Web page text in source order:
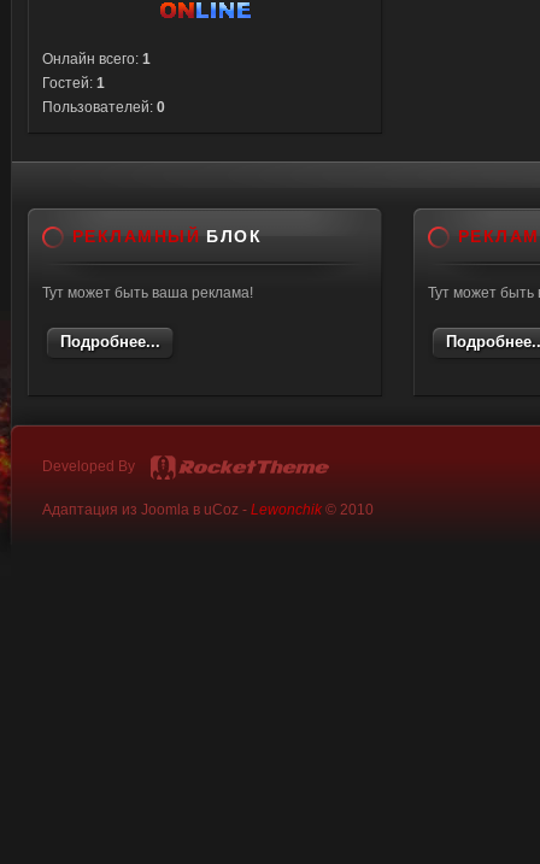
Онлайн всего: 1
Гостей: 1
Пользователей: 0
РЕКЛАМНЫЙ БЛОК
Тут может быть ваша реклама!
Подробнее...
Тут может
Developed By
Адаптация из Joomla в uCoz - Lewonchik© 2010